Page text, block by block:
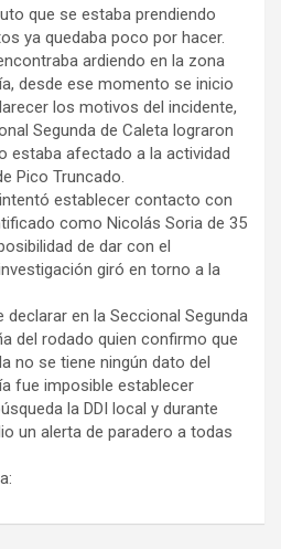
que se estaba prendiendo
ya quedaba poco por hacer.
ardiendo en la zona
desde ese momento se inicio
los motivos del incidente,
Segunda de Caleta lograron
estaba afectado a la actividad
Pico Truncado.
establecer contacto con
como Nicolás Soria de 35
de dar con el
giró en torno a la
en la Seccional Segunda
del rodado quien confirmo que
no se tiene ningún dato del
fue imposible establecer
la DDI local y durante
un alerta de paradero a todas